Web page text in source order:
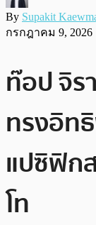
By Supakit
กรกฎาคม 9, 2026
ท๊อป จิร
ทรงอิท
แปซิฟิก
โท